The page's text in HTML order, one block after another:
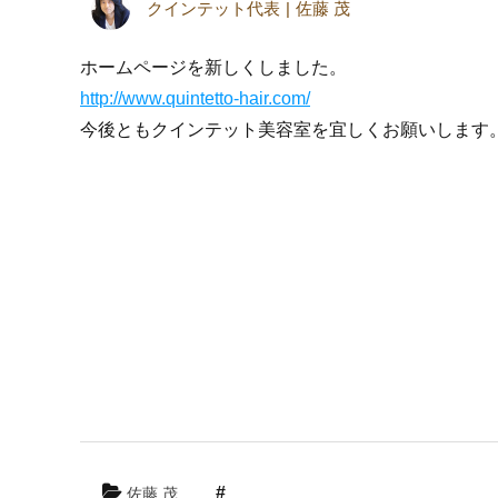
クインテット代表 佐藤 茂
ホームページを新しくしました。
http://www.quintetto-hair.com/
今後ともクインテット美容室を宜しくお願いします。
佐藤 茂